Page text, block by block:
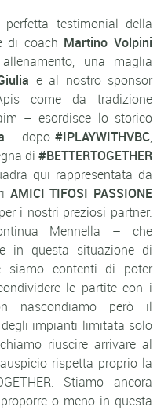
testimonial della
di coach Martino Volpini
una maglia
e al nostro sponsor
come da tradizione
– esordisce lo storico
– dopo#IPLAYWITHVBC,
di #BETTERTOGETHER
qui rappresentata da
AMICI TIFOSI PASSIONE
i nostri preziosi partner.
Mennella – che
in questa situazione di
siamo contenti di poter
le partite con i
nascondiamo però il
impianti limitata solo
riuscire arrivare al
rispetta proprio la
Stiamo ancora
o meno in questa